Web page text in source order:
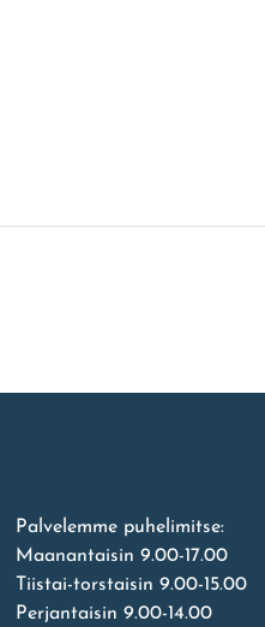
Palvelemme puhelimitse:
Maanantaisin 9.00-17.00
Tiistai-torstaisin 9.00-15.00
Perjantaisin 9.00-14.00